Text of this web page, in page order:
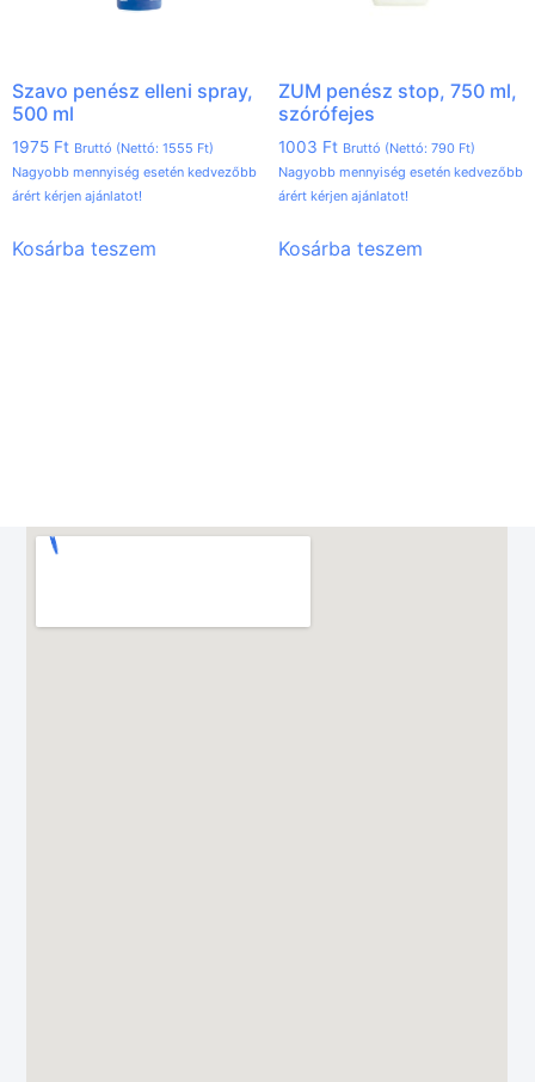
Szavo penész elleni spray,
500 ml
1975 Ft Bruttó (Nettó: 1555 Ft)
Nagyobb mennyiség esetén kedvezőbb
árért kérjen ajánlatot!
Kosárba teszem
ZUM penész stop, 750 ml,
szórófejes
1003 Ft Bruttó (Nettó: 790 Ft)
Nagyobb mennyiség esetén kedvezőbb
árért kérjen ajánlatot!
Kosárba teszem